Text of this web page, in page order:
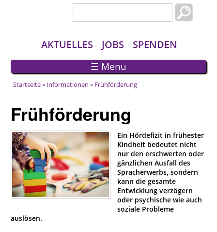
Suche
AKTUELLES JOBS SPENDEN
☰ Menu
Sie sind hier
Startseite» Informationen » Frühförderung
Frühförderung
Ein Hördefizit in frühester
Kindheit bedeutet nicht
nur den erschwerten oder
gänzlichen Ausfall des
Spracherwerbs, sondern
kann die gesamte
Entwicklung verzögern
oder psychische wie auch
soziale Probleme
auslösen.